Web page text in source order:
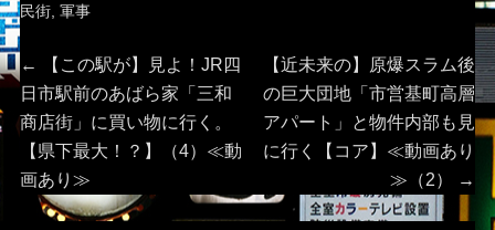
民街, 軍事
投
稿
ナ
ビ
←
Previous
post:
【この駅が】見よ！JR四
日市駅前のあばら家「三和
商店街」に買い物に行く。
【県下最大！？】（4）≪動
画あり≫
Next
post:
【近未来の】原爆スラム後
の巨大団地「市営基町高層
アパート」と物件内部も見
に行く【コア】≪動画あり
≫（2）
→